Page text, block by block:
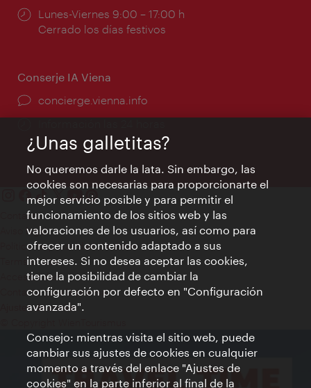
Horarios
de
Lunes-Viernes 9:00 – 17:00 h
Cerrado los días festivos
Conserje IA Viena
concierge.vienna.info
Contacto
Aviso legal
Política de privacidad de datos
Terms of Use
Accesibilidad
Contacto para la prensa
Ajustes de cookie
¿Unas galletitas?
No queremos darle la lata. Sin embargo, las
cookies son necesarias para proporcionarte el
mejor servicio posible y para permitir el
funcionamiento de los sitios web y las
valoraciones de los usuarios, así como para
ofrecer un contenido adaptado a sus
intereses. Si no desea aceptar las cookies,
tiene la posibilidad de cambiar la
configuración por defecto en "Configuración
avanzada".
Consejo: mientras visita el sitio web, puede
cambiar sus ajustes de cookies en cualquier
momento a través del enlace "Ajustes de
cookies" en la parte inferior al final de la